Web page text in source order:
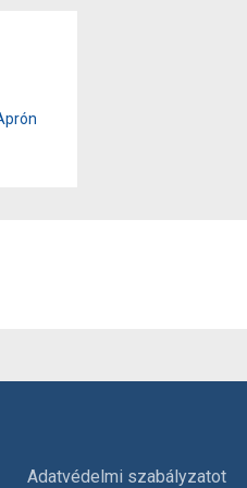
Adatvédelmi szabályzatot